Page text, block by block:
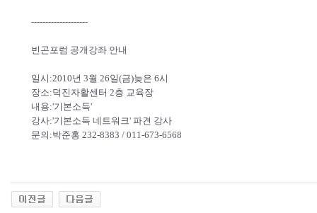
--------------------
빈곤포럼 공개강좌 안내
일시:2010년 3월 26일(금)늦은 6시
장소:덕진자활센터 2층 교육장
내용:'기본소득'
강사:'기본소득 네트워크' 파견 강사
문의:박준홍 232-8383 / 011-673-6568